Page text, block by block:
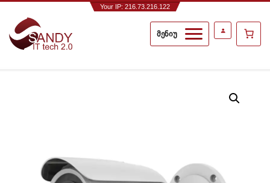
Your IP: 216.73.216.122
მენიუ